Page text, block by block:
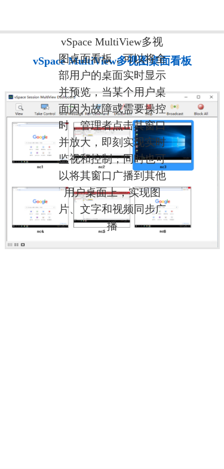
vSpace MultiView多视图桌面看板
vSpace MultiView多视
图桌面看板，可以将全
部用户的桌面实时显示
并预览，当某个用户桌
面因为故障或需要操控
时，管理者点击其窗口
并放大，即刻实现实时
监视和控制；同时也可
以将其窗口广播到其他
用户桌面上，实现图
片、文字和视频同步广
播